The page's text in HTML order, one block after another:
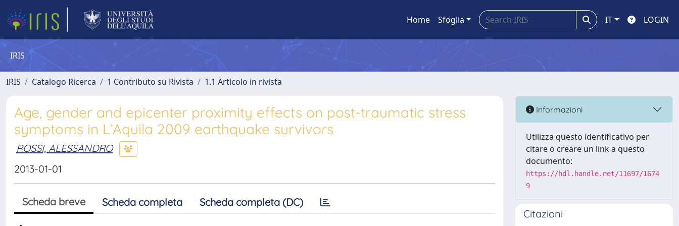
Home Sfoglia IT LOGIN
IRIS
IRIS Catalogo Ricerca 1 Contributo su Rivista 1.1 Articolo in rivista
Age, gender and epicenter proximity effects on post-traumatic stress
symptoms in L’Aquila 2009 earthquake survivors
ROSSI, ALESSANDRO
2013-01-01
Scheda breve Scheda completa Scheda completa (DC)
Informazioni
Utilizza questo identificativo per
citare o creare un link a questo
documento:
https://hdl.handle.net/11697/1674
9
Citazioni